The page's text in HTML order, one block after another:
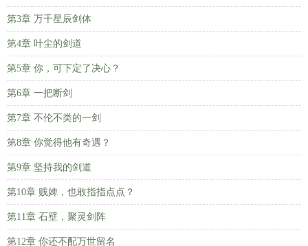
第3章 万千星辰剑体
第4章 叶尘的剑道
第5章 你，可下定了决心？
第6章 一把断剑
第7章 不伦不类的一剑
第8章 你觉得他有奇遇？
第9章 坚持我的剑道
第10章 贱婢，也敢指指点点？
第11章 石壁，聚灵剑阵
第12章 你还不配万世留名